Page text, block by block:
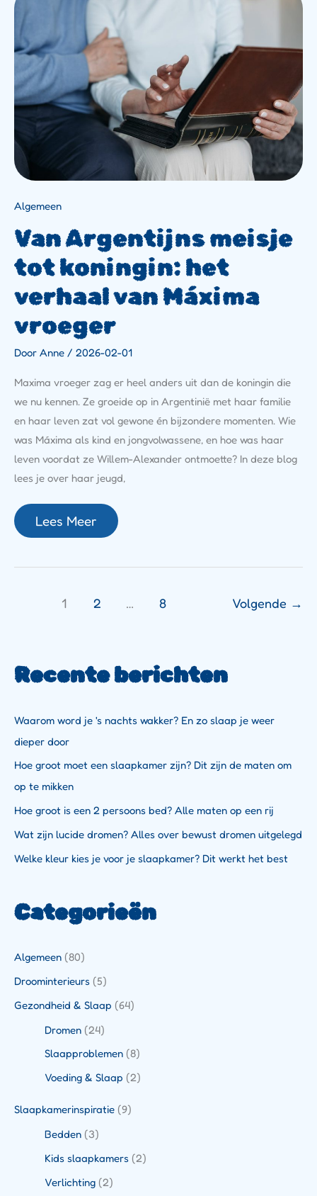
Algemeen
Van Argentijns meisje
tot koningin: het
verhaal van Máxima
vroeger
Door Anne / 2026-02-01
Maxima vroeger zag er heel anders uit dan de koningin die
we nu kennen. Ze groeide op in Argentinië met haar familie
en haar leven zat vol gewone én bijzondere momenten. Wie
was Máxima als kind en jongvolwassene, en hoe was haar
leven voordat ze Willem-Alexander ontmoette? In deze blog
lees je over haar jeugd,
Argentijns
Koningin:
Het
Verhaal
Van
Máxima
Vroeger
Lees Meer
1 2 … 8 Volgende →
Recente berichten
Waarom word je 's nachts wakker? En zo slaap je weer
dieper door
Hoe groot moet een slaapkamer zijn? Dit zijn de maten om
op te mikken
Hoe groot is een 2 persoons bed? Alle maten op een rij
Wat zijn lucide dromen? Alles over bewust dromen uitgelegd
Welke kleur kies je voor je slaapkamer? Dit werkt het best
Categorieën
Algemeen (80)
Droominterieurs (5)
Gezondheid & Slaap (64)
Dromen(24)
Slaapproblemen(8)
Voeding & Slaap (2)
Slaapkamerinspiratie (9)
Bedden(3)
Kids slaapkamers(2)
Verlichting(2)